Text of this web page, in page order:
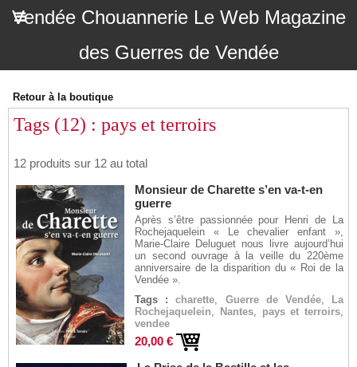
Vendée Chouannerie Le Web Magazine
des Guerres de Vendée
Retour à la boutique
Tags (12) : pays et terroirs
12 produits sur 12 au total
Monsieur de Charette s’en va-t-en
guerre
Après s’être passionnée pour Henri de La
Rochejaquelein « Le chevalier enfant »,
Marie-Claire Deluguet nous livre aujourd’hui
un second ouvrage à la veille du 220ème
anniversaire de la disparition du « Roi de la
Vendée ».
Tags :charette, Guerre de Vendée,
La
Rochejaquelein, Nantes, pays et terroirs,
vendee
20,00 €